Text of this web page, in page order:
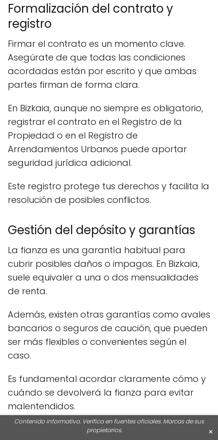
Formalización del contrato y
registro
Firmar el contrato es un momento clave.
Asegúrate de que todas las condiciones
acordadas están por escrito y que ambas
partes firman de forma clara.
En Bizkaia, aunque no siempre es obligatorio,
registrar el contrato en el Registro de la
Propiedad o en el Registro de
Arrendamientos Urbanos puede aportar
seguridad jurídica adicional.
Este registro protege tus derechos y facilita la
resolución de posibles conflictos.
Gestión del depósito y garantías
La fianza es una garantía habitual para
cubrir posibles daños o impagos. En Bizkaia,
suele equivaler a una o dos mensualidades
de renta.
Además, existen otras garantías como avales
bancarios o seguros de caución, que pueden
ser más flexibles o convenientes según el
caso.
Es fundamental acordar claramente cómo y
cuándo se devolverá la fianza para evitar
malentendidos.
Obligaciones fiscales y tributarias
Contenido informativo. Verifica en fuentes oficiales. Marcas de sus
propietarios.
×